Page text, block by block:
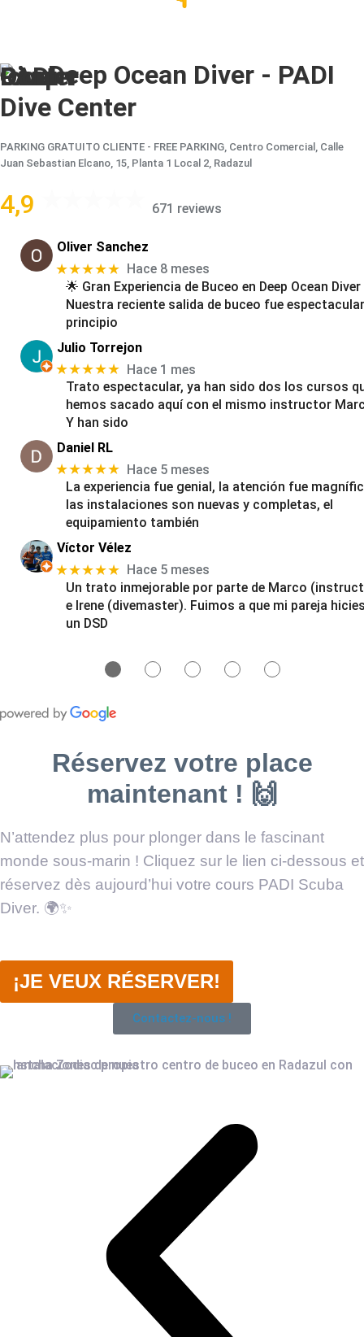
Deep Ocean Diver - PADI
Dive Center
PARKING GRATUITO CLIENTE - FREE PARKING, Centro Comercial, Calle
Juan Sebastian Elcano, 15, Planta 1 Local 2, Radazul
4,9 671 reviews
Oliver Sanchez
★★★★★
Hace 8 meses
​🌟 Gran Experiencia de Buceo en Deep Ocean Diver
​Nuestra reciente salida de buceo fue
principio
Julio Torrejon
★★★★★ Hace 1 mes
Trato espectacular, ya han sido dos los cursos
hemos sacado aquí con el mismo instructor
Y han sido
Daniel RL
★★★★★ Hace 5 meses
La experiencia fue genial, la atención fue
las instalaciones son nuevas y completas, el
equipamiento también
Víctor Vélez
★★★★★
Hace 5 meses
Un trato inmejorable por parte de Marco
e Irene (divemaster). Fuimos a que mi pareja
un DSD
● ● ● ● ●
Réservez votre place
maintenant ! 🙌
N’attendez plus pour plonger dans le fascinant
monde sous-marin ! Cliquez sur le lien ci-dessous et
réservez dès aujourd’hui votre cours PADI Scuba
Diver. 🌍✨
¡JE VEUX RÉSERVER!
Contactez-nous !